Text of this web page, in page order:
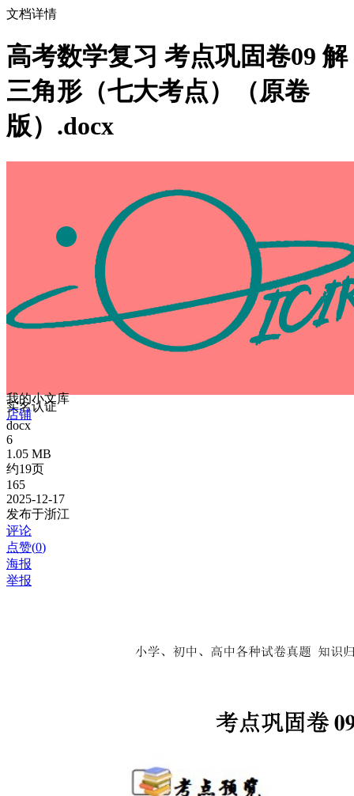
文档详情
高考数学复习 考点巩固卷09 解
三角形（七大考点）（原卷
版）.docx
我的小文库
实名认证
店铺
docx
6
1.05 MB
约19页
165
2025-12-17
发布于浙江
评论
点赞(0)
海报
举报